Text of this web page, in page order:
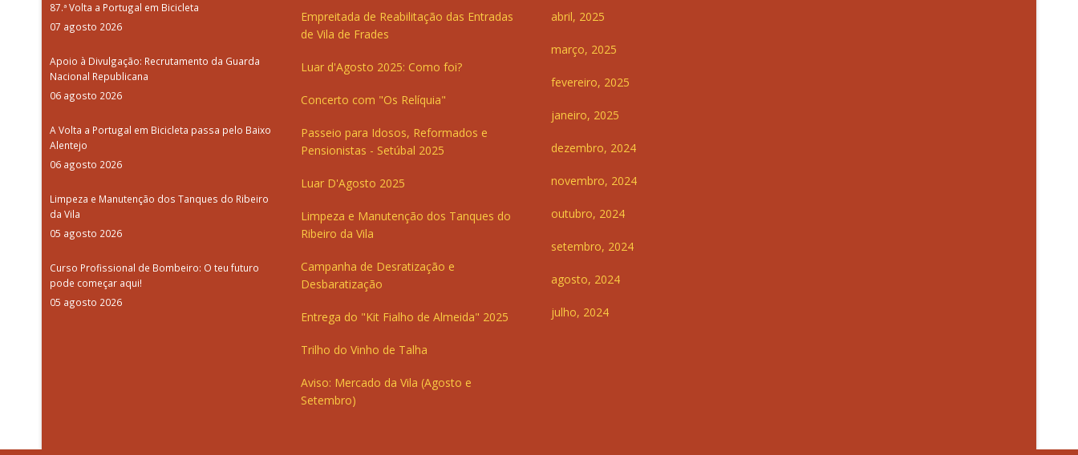
87.ª Volta a Portugal em Bicicleta
07 agosto 2026
Apoio à Divulgação: Recrutamento da Guarda
Nacional Republicana
06 agosto 2026
A Volta a Portugal em Bicicleta passa pelo Baixo
Alentejo
06 agosto 2026
Limpeza e Manutenção dos Tanques do Ribeiro
da Vila
05 agosto 2026
Curso Profissional de Bombeiro: O teu futuro
pode começar aqui!
05 agosto 2026
Empreitada de Reabilitação das Entradas
de Vila de Frades
Luar d'Agosto 2025: Como foi?
Concerto com "Os Relíquia"
Passeio para Idosos, Reformados e
Pensionistas - Setúbal 2025
Luar D'Agosto 2025
Limpeza e Manutenção dos Tanques do
Ribeiro da Vila
Campanha de Desratização e
Desbaratização
Entrega do "Kit Fialho de Almeida" 2025
Trilho do Vinho de Talha
Aviso: Mercado da Vila (Agosto e
Setembro)
abril, 2025
março, 2025
fevereiro, 2025
janeiro, 2025
dezembro, 2024
novembro, 2024
outubro, 2024
setembro, 2024
agosto, 2024
julho, 2024